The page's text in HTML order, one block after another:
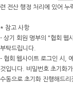
련 전산 행정 처리에 있어 누
* 참고 사항
- 상기 회원 명부의 "협회 웹
부탁드립니다.
- 협회 웹사이트 로그인 시,
것입니다. 비밀번호 초기화
수동으로 초기화 진행해드리